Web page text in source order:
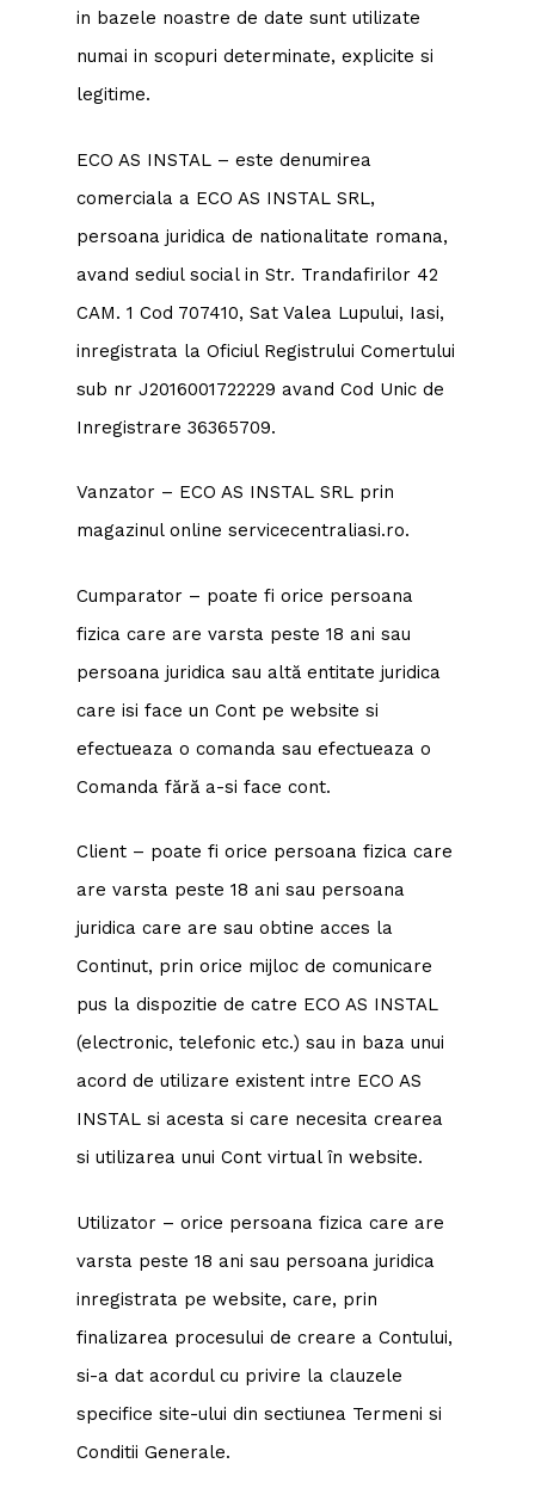
in bazele noastre de date sunt utilizate
numai in scopuri determinate, explicite si
legitime.
ECO AS INSTAL – este denumirea
comerciala a ECO AS INSTAL SRL,
persoana juridica de nationalitate romana,
avand sediul social in Str. Trandafirilor 42
CAM. 1 Cod 707410, Sat Valea Lupului, Iasi,
inregistrata la Oficiul Registrului Comertului
sub nr J2016001722229 avand Cod Unic de
Inregistrare 36365709.
Vanzator – ECO AS INSTAL SRL prin
magazinul online servicecentraliasi.ro.
Cumparator – poate fi orice persoana
fizica care are varsta peste 18 ani sau
persoana juridica sau altă entitate juridica
care isi face un Cont pe website si
efectueaza o comanda sau efectueaza o
Comanda fără a-si face cont.
Client – poate fi orice persoana fizica care
are varsta peste 18 ani sau persoana
juridica care are sau obtine acces la
Continut, prin orice mijloc de comunicare
pus la dispozitie de catre ECO AS INSTAL
(electronic, telefonic etc.) sau in baza unui
acord de utilizare existent intre ECO AS
INSTAL si acesta si care necesita crearea
si utilizarea unui Cont virtual în website.
Utilizator – orice persoana fizica care are
varsta peste 18 ani sau persoana juridica
inregistrata pe website, care, prin
finalizarea procesului de creare a Contului,
si-a dat acordul cu privire la clauzele
specifice site-ului din sectiunea Termeni si
Conditii Generale.